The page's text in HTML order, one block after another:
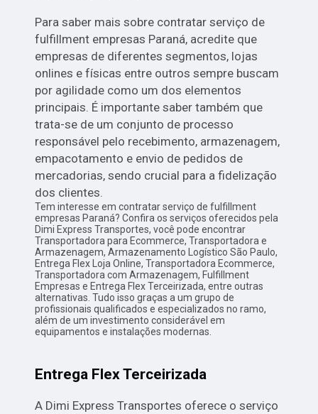
Para saber mais sobre contratar serviço de
fulfillment empresas Paraná, acredite que
empresas de diferentes segmentos, lojas
onlines e físicas entre outros sempre buscam
por agilidade como um dos elementos
principais. É importante saber também que
trata-se de um conjunto de processo
responsável pelo recebimento, armazenagem,
empacotamento e envio de pedidos de
mercadorias, sendo crucial para a fidelização
dos clientes.
Tem interesse em contratar serviço de fulfillment
empresas Paraná? Confira os serviços oferecidos pela
Dimi Express Transportes, você pode encontrar
Transportadora para Ecommerce, Transportadora e
Armazenagem, Armazenamento Logístico São Paulo,
Entrega Flex Loja Online, Transportadora Ecommerce,
Transportadora com Armazenagem, Fulfillment
Empresas e Entrega Flex Terceirizada, entre outras
alternativas. Tudo isso graças a um grupo de
profissionais qualificados e especializados no ramo,
além de um investimento considerável em
equipamentos e instalações modernas.
Entrega Flex Terceirizada
A Dimi Express Transportes oferece o serviço